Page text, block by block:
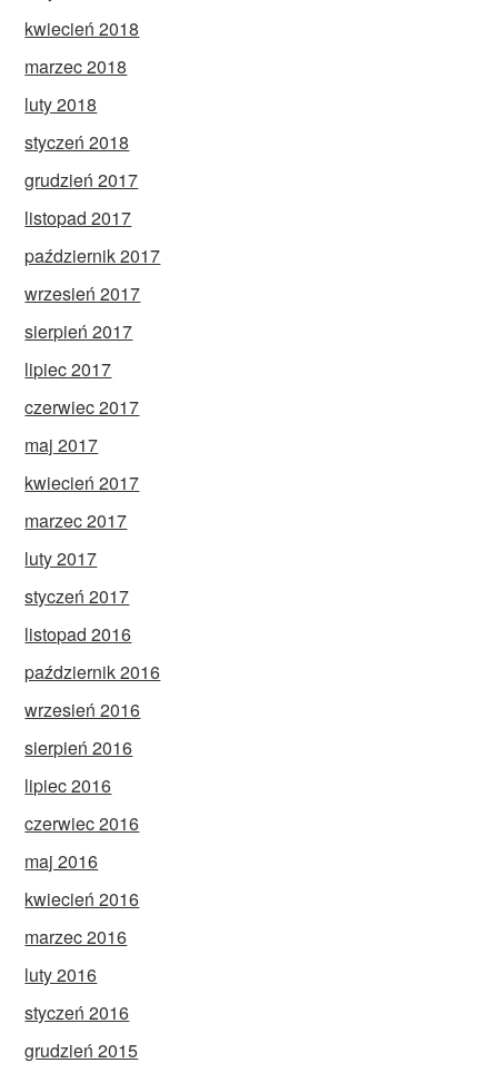
kwiecień 2018
marzec 2018
luty 2018
styczeń 2018
grudzień 2017
listopad 2017
październik 2017
wrzesień 2017
sierpień 2017
lipiec 2017
czerwiec 2017
maj 2017
kwiecień 2017
marzec 2017
luty 2017
styczeń 2017
listopad 2016
październik 2016
wrzesień 2016
sierpień 2016
lipiec 2016
czerwiec 2016
maj 2016
kwiecień 2016
marzec 2016
luty 2016
styczeń 2016
grudzień 2015